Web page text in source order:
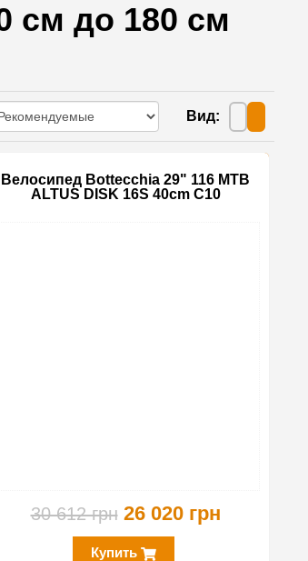
см до 180 см
Вид:
Велосипед Bottecchia 29" 116 MTB
ALTUS DISK 16S 40cm C10
30 612 грн 26 020 грн
Купить